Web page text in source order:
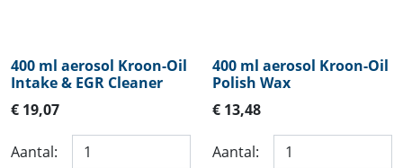
400 ml aerosol Kroon-Oil
Intake & EGR Cleaner
€ 19,07
Aantal:
400 ml aerosol Kroon-Oil
Polish Wax
€ 13,48
Aantal: